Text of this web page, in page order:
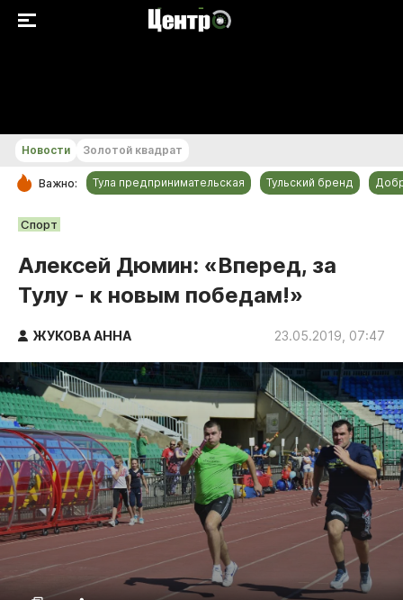
РУБРИКИ
Общество
Культура
Происшествия
Спорт
Тульский бренд
Тула предпринимательская
ДоброЦентр
Голодный шпион
Новости Золотой квадрат
Важно: Тула предпринимательская Тульский бренд
Спорт
Алексей Дюмин: «Вперед, за
Тулу - к новым победам!»
ЖУКОВА АННА 23.05.2019, 07:47